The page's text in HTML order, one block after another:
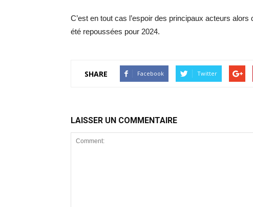
C’est en tout cas l’espoir des principaux acteurs
été repoussées pour 2024.
SHARE Facebook Twitter
LAISSER UN COMMENTAIRE